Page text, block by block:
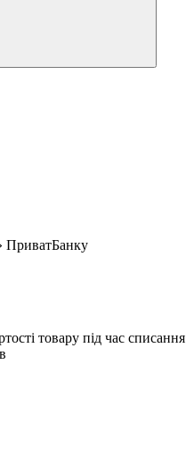
ПриватБанку
товару під час списання